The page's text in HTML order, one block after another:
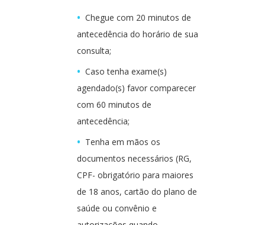
Chegue com 20 minutos de
antecedência do horário de sua
consulta;
Caso tenha exame(s)
agendado(s) favor comparecer
com 60 minutos de
antecedência;
Tenha em mãos os
documentos necessários (RG,
CPF- obrigatório para maiores
de 18 anos, cartão do plano de
saúde ou convênio e